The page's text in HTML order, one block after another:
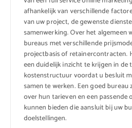
afhankelijk van verschillende
van uw project, de gewenste
samenwerking. Over het algemeen
bureaus met verschillende
projectbasis of retainercontracten.
een duidelijk inzicht te krijgen in de
kostenstructuur voordat u besluit
samen te werken. Een goed bureau
over hun tarieven en een
kunnen bieden die aansluit bij uw
doelstellingen.